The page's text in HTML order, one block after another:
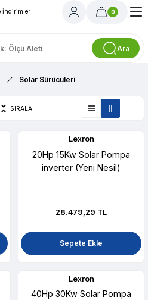
Ara
0
Solar Sürücüleri
SIRALA
Lexron
20Hp 15Kw Solar Pompa
inverter (Yeni Nesil)
28.479,29 TL
Sepete Ekle
Lexron
40Hp 30Kw Solar Pompa